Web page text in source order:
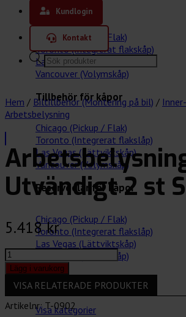
Våra kåpor
Chicago (Pickup / Flak)
Toronto (Integrerat flakskåp)
Las Vegas (Lättviktskåp)
Vancouver (Volymskåp)
Tillbehör för kåpor
Chicago (Pickup / Flak)
Toronto (Integrerat flakslåp)
Las Vegas (Lättviktskåp)
Vancouver (Volymskåp)
Reservdelar för kåpor
Chicago (Pickup / Flak)
Toronto (Integrerat flakslåp)
Las Vegas (Lättviktskåp)
Vancouver (Volymskåp)
Tillbehör för bilar
Visa kategorier
Kundlogin
Kontakt
Products
search
Hem / Biltillbehör (Montering på bil) /
Arbetsbelysning
Utvändigt 2 st
5.418kr
Arbetsbelysning
LED
Utvändigt
st
Lägg i varukorg
VISA RELATERADE PRODUKTER
Artikelnr:T-0902